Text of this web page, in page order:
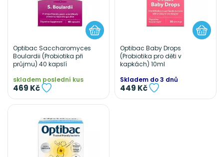
Optibac Saccharomyces
Boulardii (Probiotika při
průjmu) 40 kapslí
skladem poslední kus
469 Kč
Optibac Baby Drops
(Probiotika pro děti v
kapkách) 10ml
Skladem do 3 dnů
449 Kč